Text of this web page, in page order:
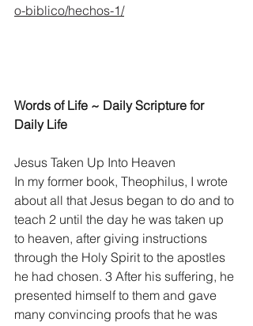
o-biblico/hechos-1/
Words of Life ~ Daily Scripture for
Daily Life
Jesus Taken Up Into Heaven
In my former book, Theophilus, I wrote
about all that Jesus began to do and to
teach 2 until the day he was taken up
to heaven, after giving instructions
through the Holy Spirit to the apostles
he had chosen. 3 After his suffering, he
presented himself to them and gave
many convincing proofs that he was